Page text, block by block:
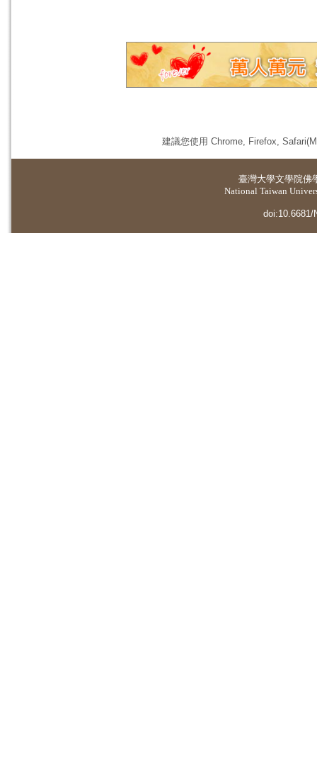
建議您使用 Chrome, Firefox,
臺灣大學文學院佛
National Taiwan
doi:10.6681/